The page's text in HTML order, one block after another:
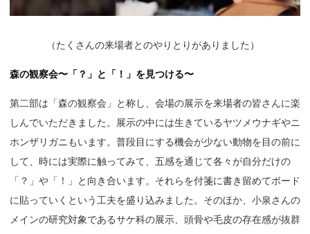
（たくさんの来場者とのやりとりがありました）
森の観察会〜「？」と「！」を見つける〜
第二部は「森の観察会」と称し、会場の展示を来場者の皆さんに楽
しんでいただきました。展示の中には生きているヤツメウナギやニ
ホンザリガニもいます。普段目にする機会が少ない動物を目の前に
して、時には実際に触ってみて、五感を通じて各々が自分だけの
「？」や「！」と向き合います。それらを付箋に書き留めてボード
に貼っていくという工夫を盛り込みました。そのほか、小泉さんの
メインの研究対象であるサケ科の展示、頭骨や毛皮の存在感が抜群